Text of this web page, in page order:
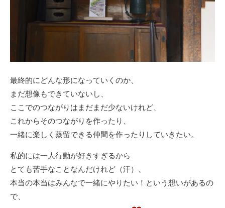
最終的にどんな形になっていくのか、
まだ想像もできていないし、
ここでのつながりはまだまだ少ないけれど、
これからそのつながりを作ったり、
一緒に楽しく蒸留できる仲間を作ったりしていきたい。
私的には一人行動が好きすぎるから
とても苦手なことなんだけれど（汗）、
本当の本当はみんなで一緒にやりたい！という想いがあるの
で、